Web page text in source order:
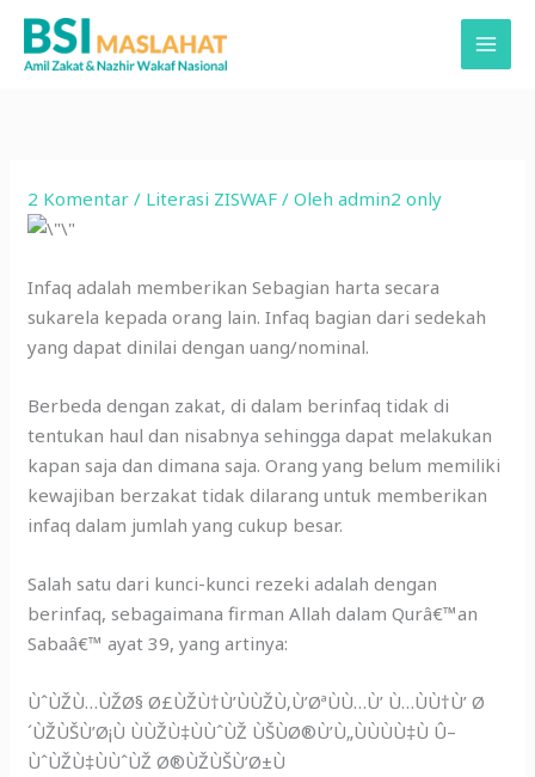
Lewati
konten
2 Komentar / Literasi ZISWAF / Olehadmin2 only
Infaq adalah memberikan Sebagian harta secara
sukarela kepada orang lain. Infaq bagian dari sedekah
yang dapat dinilai dengan uang/nominal.
Berbeda dengan zakat, di dalam berinfaq tidak di
tentukan haul dan nisabnya sehingga dapat melakukan
kapan saja dan dimana saja. Orang yang belum memiliki
kewajiban berzakat tidak dilarang untuk memberikan
infaq dalam jumlah yang cukup besar.
Salah satu dari kunci-kunci rezeki adalah dengan
berinfaq, sebagaimana firman Allah dalam Qurâ€™an
Sabaâ€™ ayat 39, yang artinya:
ÙˆÙŽÙ…ÙŽØ§ Ø£ÙŽÙ†Ù’ÙÙŽÙ‚Ù’ØªÙÙ…Ù’ Ù…ÙÙ†Ù’ Ø
´ÙŽÙŠÙ’Ø¡Ù ÙÙŽÙ‡ÙÙˆÙŽ ÙŠÙØ®Ù’Ù„ÙÙÙÙ‡Ù Û–
ÙˆÙŽÙ‡ÙÙˆÙŽ Ø®ÙŽÙŠÙ’Ø±Ù